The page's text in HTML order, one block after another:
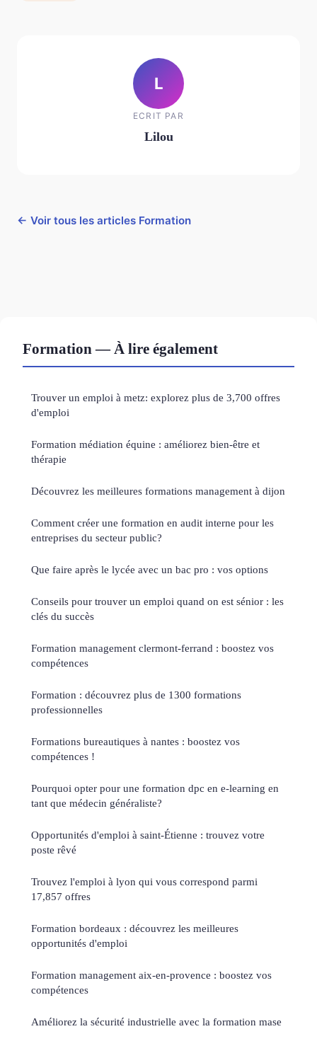
L
ECRIT PAR
Lilou
← Voir tous les articles Formation
Formation — À lire également
Trouver un emploi à metz: explorez plus de 3,700 offres
d'emploi
Formation médiation équine : améliorez bien-être et
thérapie
Découvrez les meilleures formations management à dijon
Comment créer une formation en audit interne pour les
entreprises du secteur public?
Que faire après le lycée avec un bac pro : vos options
Conseils pour trouver un emploi quand on est sénior : les
clés du succès
Formation management clermont-ferrand : boostez vos
compétences
Formation : découvrez plus de 1300 formations
professionnelles
Formations bureautiques à nantes : boostez vos
compétences !
Pourquoi opter pour une formation dpc en e-learning en
tant que médecin généraliste?
Opportunités d'emploi à saint-Étienne : trouvez votre
poste rêvé
Trouvez l'emploi à lyon qui vous correspond parmi
17,857 offres
Formation bordeaux : découvrez les meilleures
opportunités d'emploi
Formation management aix-en-provence : boostez vos
compétences
Améliorez la sécurité industrielle avec la formation mase